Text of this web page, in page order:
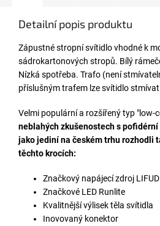
Detailní popis produktu
Zápustné stropní svítidlo vhodné k
sádrokartonových stropů. Bílý
Nízká spotřeba. Trafo (není
příslušným trafem lze svítidlo
Velmi populární a rozšířený typ "low-
neblahých zkušenostech s
jako jediní na českém trhu rozhodli
těchto krocích:
Značkový napájecí zdroj LIFUD
Značkové LED Runlite
Kvalitnější výlisek těla svítidla
Inovovaný konektor